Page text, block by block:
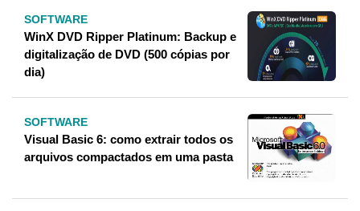
SOFTWARE
WinX DVD Ripper Platinum: Backup e
digitalização de DVD (500 cópias por
dia)
SOFTWARE
Visual Basic 6: como extrair todos os
arquivos compactados em uma pasta